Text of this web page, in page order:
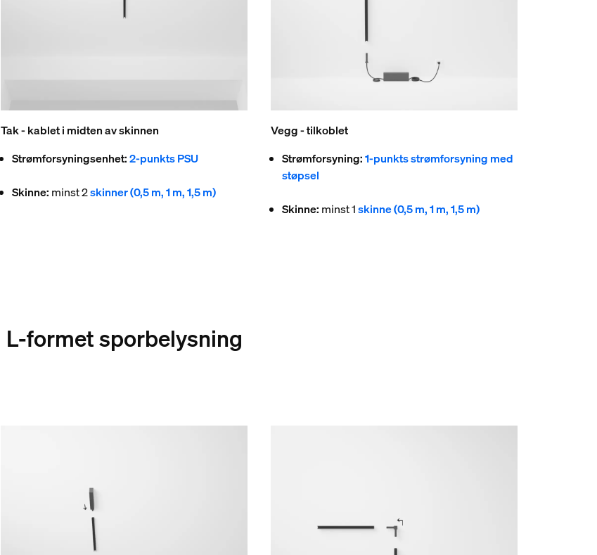
Tak - kablet i midten av skinnen
Strømforsyningsenhet:2-punkts PSU
Skinne: minst 2skinner (0,5 m, 1 m, 1,5 m)
Vegg - tilkoblet
Strømforsyning:1-punkts strømforsyning med
støpsel
Skinne: minst 1skinne (0,5 m, 1 m, 1,5 m)
L-formet sporbelysning